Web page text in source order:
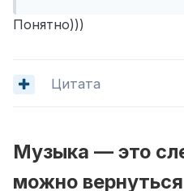
Понятно)))
Цитата
Музыка — это
можно